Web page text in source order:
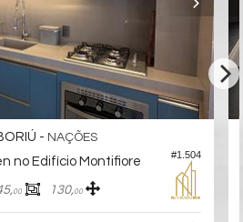
#1.504
- NAÇÕES
no Edifício Montifiore
00 130,00